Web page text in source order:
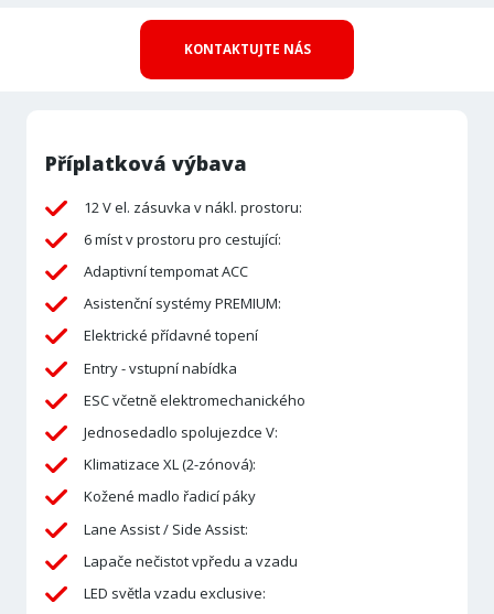
KONTAKTUJTE NÁS
Příplatková výbava
12 V el. zásuvka v nákl. prostoru:
6 míst v prostoru pro cestující:
Adaptivní tempomat ACC
Asistenční systémy PREMIUM:
Elektrické přídavné topení
Entry - vstupní nabídka
ESC včetně elektromechanického
Jednosedadlo spolujezdce V:
Klimatizace XL (2-zónová):
Kožené madlo řadicí páky
Lane Assist / Side Assist:
Lapače nečistot vpředu a vzadu
LED světla vzadu exclusive: